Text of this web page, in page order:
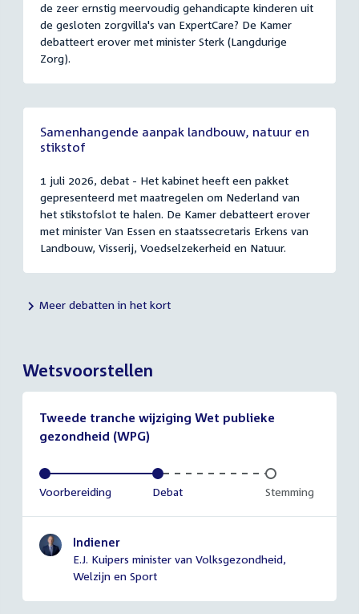
de zeer ernstig meervoudig gehandicapte kinderen uit
de gesloten zorgvilla's van ExpertCare? De Kamer
debatteert erover met minister Sterk (Langdurige
Zorg).
Samenhangende aanpak landbouw, natuur en
stikstof
1 juli 2026, debat - Het kabinet heeft een pakket
gepresenteerd met maatregelen om Nederland van
het stikstofslot te halen. De Kamer debatteert erover
met minister Van Essen en staatssecretaris Erkens van
Landbouw, Visserij, Voedselzekerheid en Natuur.
Meer debatten in het kort
Wetsvoorstellen
Tweede tranche wijziging Wet publieke
gezondheid (WPG)
Voltooid:
Voorbereiding Voltooid:
Debat Onvoltooid:
Stemming
Indiener
E.J. Kuipers minister van Volksgezondheid,
Welzijn en Sport